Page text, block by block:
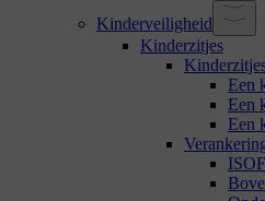
Kinderveiligheid
Kinderzitjes
Een
Een
Een